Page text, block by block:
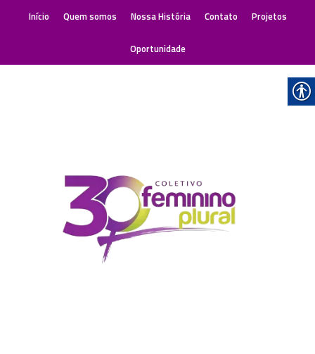
Início Quem somos Nossa História Contato Projetos
Oportunidade